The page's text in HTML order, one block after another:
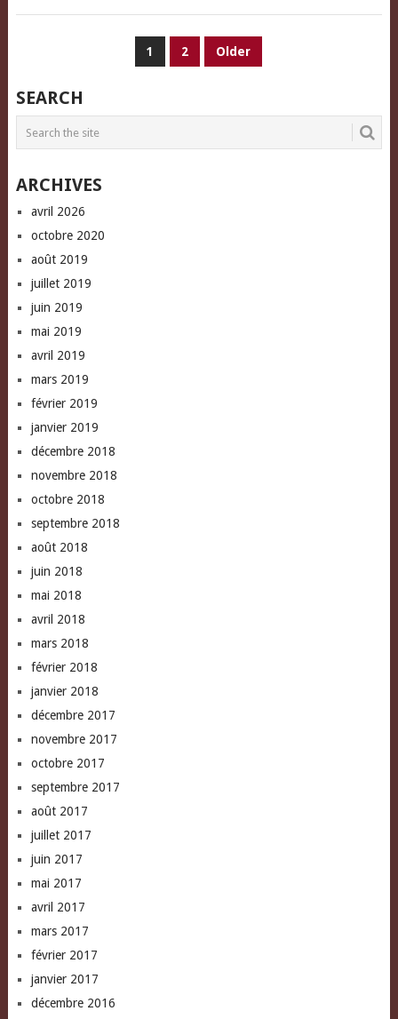
PAGINATION
PUBLICATIONS
1 2 Older
SEARCH
ARCHIVES
avril 2026
octobre 2020
août 2019
juillet 2019
juin 2019
mai 2019
avril 2019
mars 2019
février 2019
janvier 2019
décembre 2018
novembre 2018
octobre 2018
septembre 2018
août 2018
juin 2018
mai 2018
avril 2018
mars 2018
février 2018
janvier 2018
décembre 2017
novembre 2017
octobre 2017
septembre 2017
août 2017
juillet 2017
juin 2017
mai 2017
avril 2017
mars 2017
février 2017
janvier 2017
décembre 2016